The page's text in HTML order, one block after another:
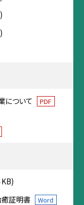
について PDF
癒証明書
Word